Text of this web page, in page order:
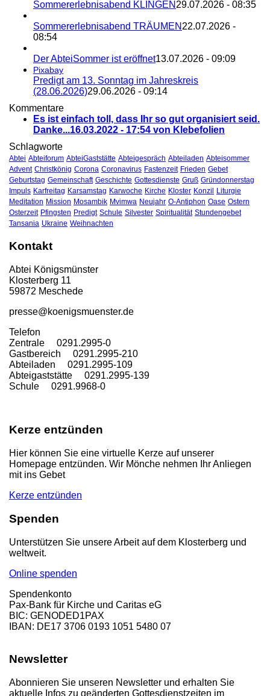
Sommererlebnisabend KLINGEN 29.07.2026 - 08:35
Sommererlebnisabend TRÄUMEN 22.07.2026 -
08:54
Der AbteiSommer ist eröffnet13.07.2026 - 09:09
Pixabay
Predigt am 13. Sonntag im Jahreskreis
(28.06.2026)29.06.2026 - 09:14
Kommentare
Es ist einfach toll, dass Ihr so gut organisiert seid.
Danke...16.03.2022 - 17:54 von Klebefolien
Schlagworte
Abtei Abteiforum AbteiGaststätte Abteigespräch Abteiladen Abteisommer
Advent Christkönig Corona Coronavirus Fastenzeit Frieden Gebet
Geburtstag Gemeinschaft Geschichte Gottesdienste Gruß Gründonnerstag
Impuls Karfreitag Karsamstag Karwoche Kirche Kloster Konzil
Liturgie
Meditation Mission Mosambik Mvimwa Neujahr O-Antiphon Oase Ostern
Osterzeit Pfingsten Predigt Schule Silvester Spiritualität Stundengebet
Tansania Ukraine Weihnachten
Kontakt
Abtei Königsmünster
Klosterberg 11
59872 Meschede
presse@koenigsmuenster.de
Telefon
Zentrale 0291.2995-0
Gastbereich 0291.2995-210
Abteiladen 0291.2995-109
Abteigaststätte 0291.2995-139
Schule 0291.9968-0
Kerze entzünden
Hier können Sie eine virtuelle Kerze auf unserer
Homepage entzünden. Wir Mönche nehmen Ihr Anliegen
mit ins Gebet
Kerze entzünden
Spenden
Unterstützen Sie unsere Arbeit auf dem Klosterberg und
weltweit.
Online spenden
Spendenkonto
Pax-Bank für Kirche und Caritas eG
BIC: GENODED1PAX
IBAN: DE17 3706 0193 1051 5480 07
Newsletter
Abonnieren Sie unseren Newsletter und erhalten Sie
aktuelle Infos zu geänderten Gottesdienstzeiten im